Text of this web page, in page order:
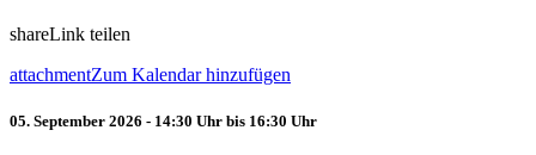
shareLink teilen
attachmentZum Kalendar hinzufügen
05. September 2026 - 14:30 Uhr bis 16:30 Uhr